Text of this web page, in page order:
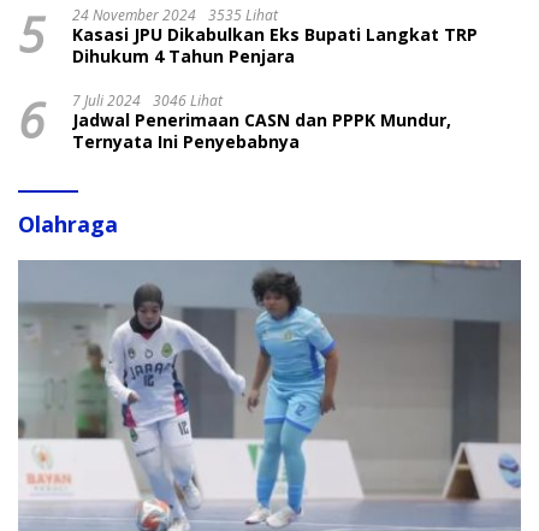
5 24 November 2024 3535 Lihat
Kasasi JPU Dikabulkan Eks Bupati Langkat TRP
Dihukum 4 Tahun Penjara
6 7 Juli 2024 3046 Lihat
Jadwal Penerimaan CASN dan PPPK Mundur,
Ternyata Ini Penyebabnya
Olahraga